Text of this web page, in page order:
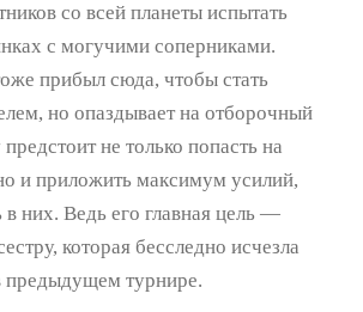
со всей планеты испытать
с могучими соперниками.
прибыл сюда, чтобы стать
но опаздывает на отборочный
не только попасть на
и приложить максимум усилий,
них. Ведь его главная цель —
которая бесследно исчезла
предыдущем турнире.